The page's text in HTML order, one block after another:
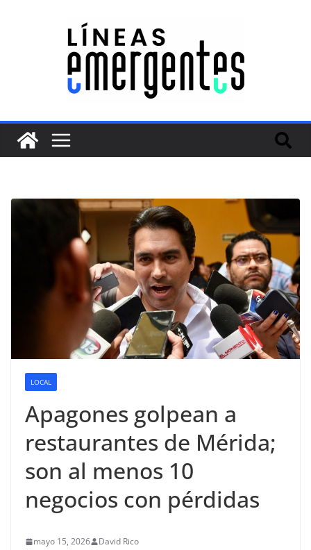
LOCAL
Apagones golpean a
restaurantes de Mérida;
son al menos 10
negocios con pérdidas
mayo 15, 2026 David Rico